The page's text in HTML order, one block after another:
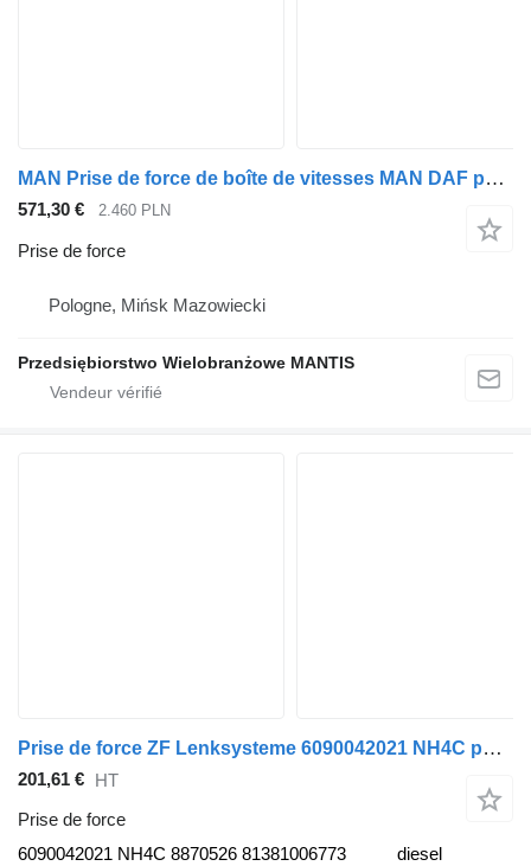
MAN Prise de force de boîte de vitesses MAN DAF pour tracteur routier
571,30 € 2.460 PLN
Prise de force
Pologne, Mińsk Mazowiecki
Przedsiębiorstwo Wielobranżowe MANTIS
Prise de force ZF Lenksysteme 6090042021 NH4C pour tracteur routier MAN TGL, TGM, TGS, TGX (2005-2021)
201,61 € HT
Prise de force
6090042021 NH4C 8870526 81381006773
diesel